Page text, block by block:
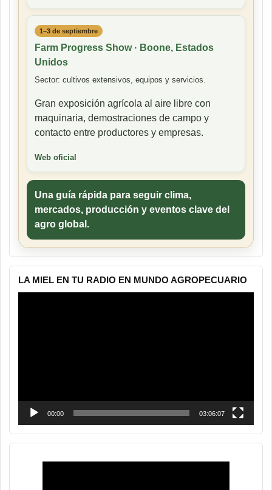
1–3 de septiembre
Farm Progress Show · Boone, Estados
Unidos
Sector: cultivos extensivos, equipos y servicios.
Gran exposición agrícola al aire libre con
maquinaria, demostraciones de campo y
contacto entre productores y empresas.
Web oficial
Una guía rápida para seguir clima,
mercados, producción y eventos clave del
agro global.
LA MIEL EN TU RADIO EN MUNDO AGROPECUARIO
00:00 03:06:07